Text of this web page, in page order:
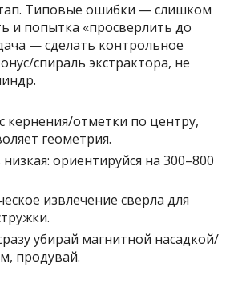
Типовые ошибки — слишком
и попытка «просверлить до
— сделать контрольное
спираль экстрактора, не
кернения/отметки по центру,
геометрия.
ориентируйся на 300–800
извлечение сверла для
убирай магнитной насадкой/
продувай.